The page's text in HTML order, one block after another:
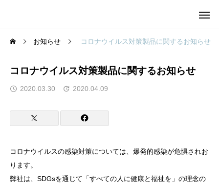
お知らせ コロナウイルス対策製品に関するお知らせ
コロナウイルス対策製品に関するお知らせ
2020.03.30 2020.04.09
コロナウイルスの感染対策については、爆発的感染が危惧されお
ります。
弊社は、SDGsを通じて「すべての人に健康と福祉を」の理念の